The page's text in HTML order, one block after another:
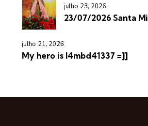
julho 23, 2026
23/07/2026 Santa
julho 21, 2026
My hero is l4mbd41337 =]]